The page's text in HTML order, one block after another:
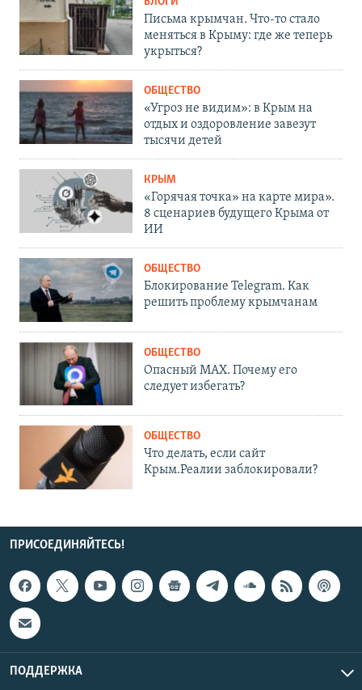
Письма крымчан. Что-то стало
меняться в Крыму: где же теперь
укрыться?
ОБЩЕСТВО
«Угроз не видим»: в Крым на
отдых и оздоровление завезут
тысячи детей
КРЫМ
«Горячая точка» на карте мира».
8 сценариев будущего Крыма от
ИИ
ОБЩЕСТВО
Блокирование Telegram. Как
решить проблему крымчанам
ОБЩЕСТВО
Опасный MAX. Почему его
следует избегать?
ОБЩЕСТВО
Что делать, если сайт
Крым.Реалии заблокировали?
ПРИСОЕДИНЯЙТЕСЬ!
ПОДДЕРЖКА